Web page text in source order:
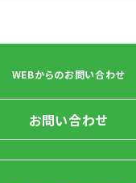
WEBからのお問い合わせ
お問い合わせ